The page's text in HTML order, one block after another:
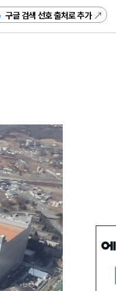
구글 검색 선호 출처로 추가